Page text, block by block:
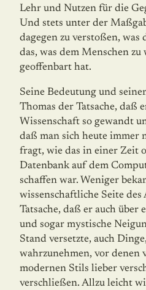
Lehr und Nutzen für die
Und stets unter der
dagegen zu verstoßen, was
das, was dem Menschen
geoffenbart hat.
Seine Bedeutung und
Thomas der Tatsache, daß
Wissenschaft so gewandt
daß man sich heute immer
fragt, wie das in einer Zeit
Datenbank auf dem
schaffen war. Weniger
wissenschaftliche Seite des
Tatsache, daß er auch über
und sogar mystische
Stand versetzte, auch
wahrzunehmen, vor denen
modernen Stils lieber
verschließen. Allzu leicht